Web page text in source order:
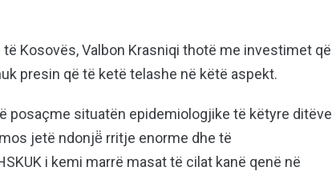
Kosovës, Valbon Krasniqi thotë me investimet që
presin që të ketë telashe në këtë aspekt.
posaçme situatën epidemiologjike të këtyre ditëve
jetë ndonjë̈ rritje enorme dhe të
i kemi marrë masat të cilat kanë qenë në